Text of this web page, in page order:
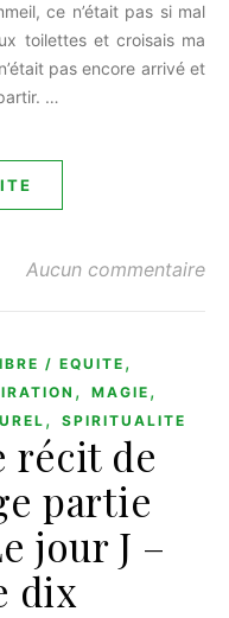
ce n’était pas si mal
toilettes et croisais ma
pas encore arrivé et
…
Aucun commentaire
/ EQUITE ,
, MAGIE ,
, SPIRITUALITE
récit de
partie
jour J –
dix